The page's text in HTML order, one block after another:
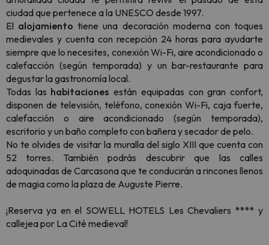
ciudad que pertenece a la UNESCO desde 1997.
El alojamiento tiene una decoración moderna con toques
medievales y cuenta con recepción 24 horas para ayudarte
siempre que lo necesites, conexión Wi-Fi, aire acondicionado o
calefacción (según temporada) y un bar-restaurante para
degustar la gastronomía local.
Todas las habitacionesestán equipadas con gran confort,
disponen de televisión, teléfono, conexión Wi-Fi, caja fuerte,
calefacción o aire acondicionado (según temporada),
escritorio y un baño completo con bañera y secador de pelo.
No te olvides de visitar la muralla del siglo XIII que cuenta con
52 torres. También podrás descubrir que las calles
adoquinadas de Carcasona que te conducirán a rincones llenos
de magia como la plaza de Auguste Pierre.
¡Reserva ya en el SOWELL HOTELS Les Chevaliers **** y
callejea por La Cité medieval!